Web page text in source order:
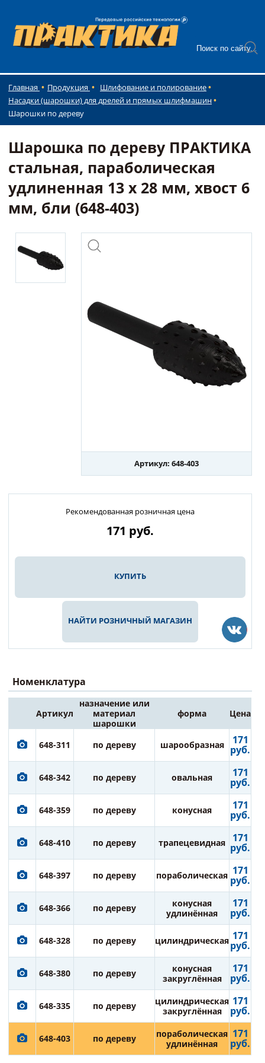
Главная Продукция
Шлифование и полирование
Насадки (шарошки) для дрелей и прямых шлифмашин
Шарошки по дереву
Шарошка по дереву ПРАКТИКА
стальная, параболическая
удлиненная 13 х 28 мм, хвост 6
мм, бли (648-403)
Артикул: 648-403
Рекомендованная розничная цена
171 руб.
КУПИТЬ
НАЙТИ РОЗНИЧНЫЙ МАГАЗИН
Номенклатура
Артикул
назначение или
материал
шарошки
форма Цена
648-311 по дереву шарообразная 171
руб.
648-342 по дереву овальная 171
руб.
648-359 по дереву конусная 171
руб.
648-410 по дереву трапецевидная 171
руб.
648-397 по дереву пораболическая 171
руб.
648-366 по дереву
конусная
удлинённая
171
руб.
648-328 по дереву цилиндрическая 171
руб.
648-380 по дереву
конусная
закруглённая
171
руб.
648-335 по дереву
цилиндрическая
закруглённая
171
руб.
648-403 по дереву
пораболическая
удлинённая
171
руб.